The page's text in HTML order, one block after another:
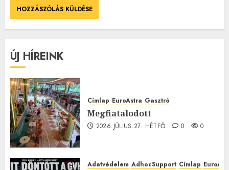
ÚJ HÍREINK
Címlap EuroAstra Gasztró
Megfiatalodott
2026.JÚLIUS.27. HÉTFŐ. 0 0
Adatvédelem AdhocSupport Címlap